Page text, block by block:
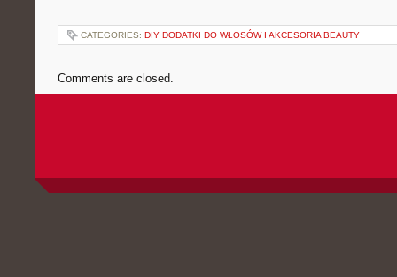
CATEGORIES: DIY DODATKI DO WŁOSÓW I AKCESORIA BEAUTY
Comments are closed.